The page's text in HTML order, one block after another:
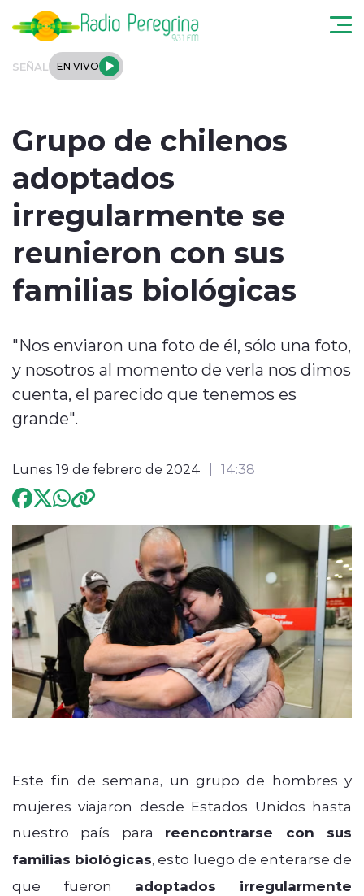
SEÑAL EN VIVO
Regionales
Tendencias
Podcast
Internacional
Entrevistas
Programación
Grupo de chilenos
adoptados
irregularmente se
reunieron con sus
familias biológicas
"Nos enviaron una foto de él, sólo una foto,
y nosotros al momento de verla nos dimos
cuenta, el parecido que tenemos es
grande".
Lunes 19 de febrero de 2024 14:38
Este fin de semana, un grupo de hombres y
mujeres viajaron desde Estados Unidos hasta
nuestro país para reencontrarse con sus
familias biológicas, esto luego de enterarse de
que fueron adoptados irregularmente